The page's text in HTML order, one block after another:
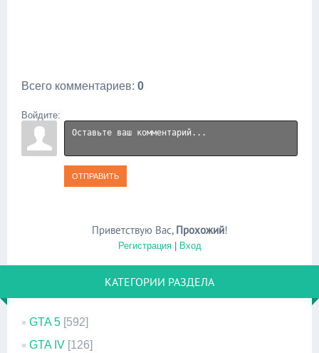
Всего комментариев: 0
Войдите:
ОТПРАВИТЬ
Приветствую Вас, Прохожий!
Регистрация| Вход
КАТЕГОРИИ РАЗДЕЛА
GTA 5 [592]
GTA IV [126]